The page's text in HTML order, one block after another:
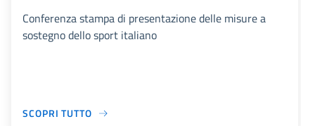
Conferenza stampa di presentazione delle misure a
sostegno dello sport italiano
SCOPRI TUTTO